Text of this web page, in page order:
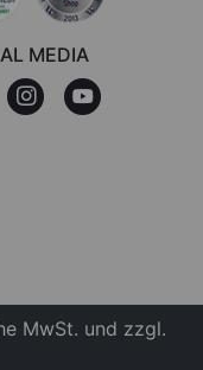
MEDIA
MwSt. und zzgl.